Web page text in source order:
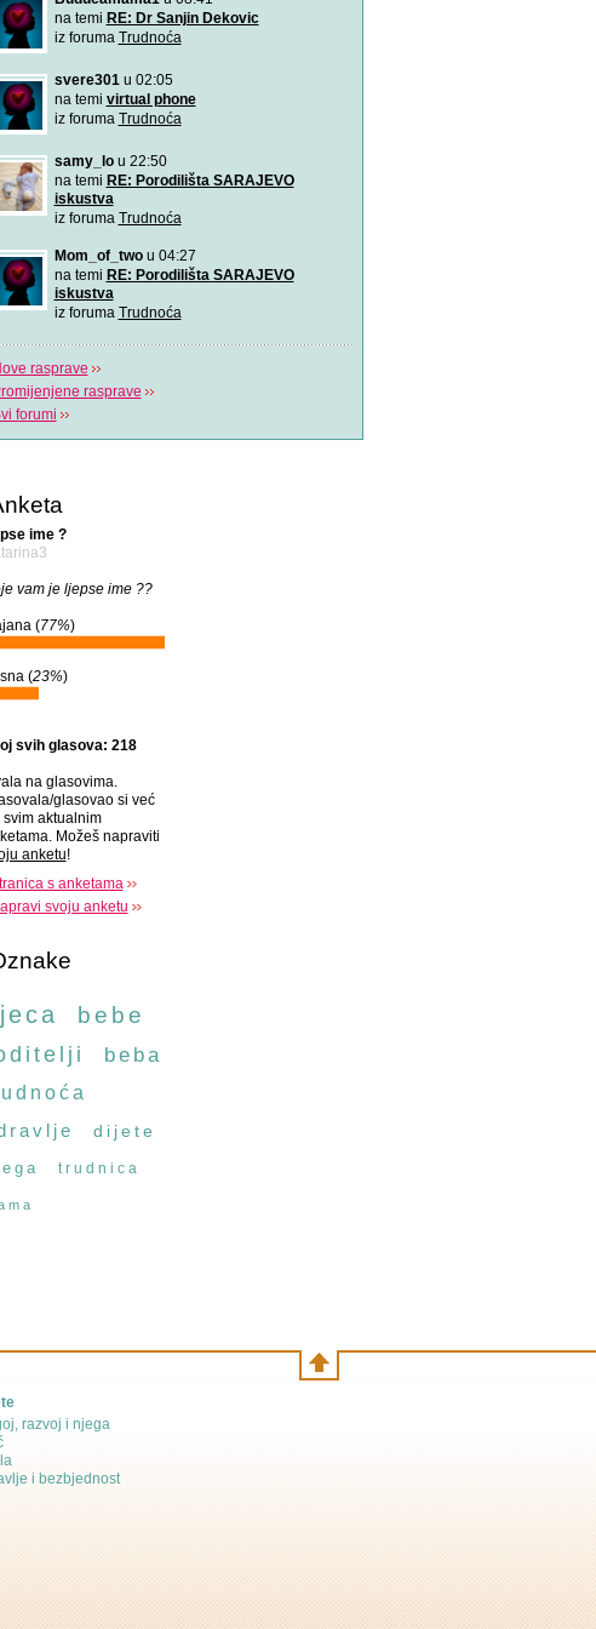
na temi RE: Dr Sanjin Dekovic
iz foruma Trudnoća
svere301u 02:05
na temi virtual phone
iz foruma Trudnoća
samy_lou 22:50
na temi RE: Porodilišta SARAJEVO
iskustva
iz foruma Trudnoća
Mom_of_twou 04:27
na temi RE: Porodilišta SARAJEVO
iskustva
iz foruma Trudnoća
rasprave
rasprave
forumi
ime ?
vam je ljepse ime ??
(77%)
(23%)
svih glasova: 218
na glasovima.
glasovao si već
svim aktualnim
Možeš napraviti
anketu!
s anketama
svoju anketu
bebe
beba
dijete
trudnica
razvoj i njega
i bezbjednost